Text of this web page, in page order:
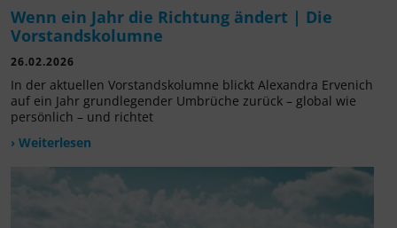
Wenn ein Jahr die Richtung ändert | Die
Vorstandskolumne
26.02.2026
In der aktuellen Vorstandskolumne blickt Alexandra Ervenich
auf ein Jahr grundlegender Umbrüche zurück – global wie
persönlich – und richtet
› Weiterlesen